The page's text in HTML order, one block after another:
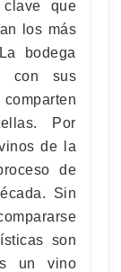
que
los más
bodega
con sus
Por
de la
de
Sin
son
un vino